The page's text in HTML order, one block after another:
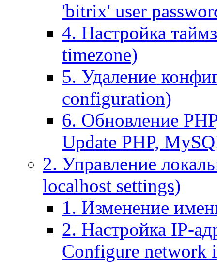
'bitrix' user
4. Настройка
timezone)
5. Удаление
configuration)
6. Обновление
Update PHP,
2. Управление
localhost settings)
1. Изменение
2. Настройка IP-
Configure network